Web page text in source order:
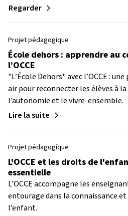
Regarder
Projet pédagogique
École dehors : apprendre au
l’OCCE
"L’École Dehors" avec l’OCCE :
air pour reconnecter les élèves à
l’autonomie et le vivre-ensemble.
Lire la suite
Projet pédagogique
L'OCCE et les droits de
essentielle
L'OCCE accompagne les
entourage dans la connaissance et
l’enfant.